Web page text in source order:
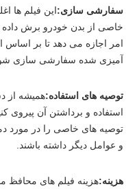
سفارشی سازی:این فیلم ها
خاصی از بدن خودرو برش داده
امر اجازه می دهد تا بر اساس
آمیزی شده سفارشی سازی
توصیه های استفاده:همیشه از
استفاده و برداشتن آن پیروی
توصیه های خاصی را در
و عوامل دیگر داشته باشند.
هزینه:هزینه فیلم های محافظ